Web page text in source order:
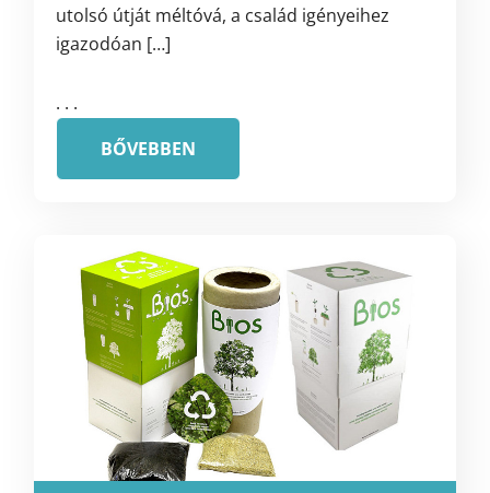
utolsó útját méltóvá, a család igényeihez
igazodóan […]
. . .
BŐVEBBEN